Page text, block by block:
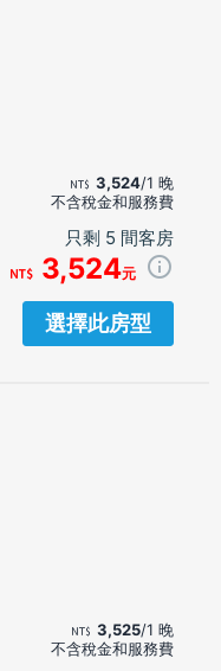
3,524/1 晚
不含稅金和服務費
只剩 5 間客房
3,524元
選擇此房型
3,525/1 晚
不含稅金和服務費